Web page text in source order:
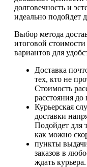
долговечность и
идеально подойдет
Выбор метода
итоговой
вариантов для
Доставка
тех, кто не
Стоимость
расстояния до
Курьерская
доставки
Подойдет для
как можно
пункты
заказов в
ждать курьера.